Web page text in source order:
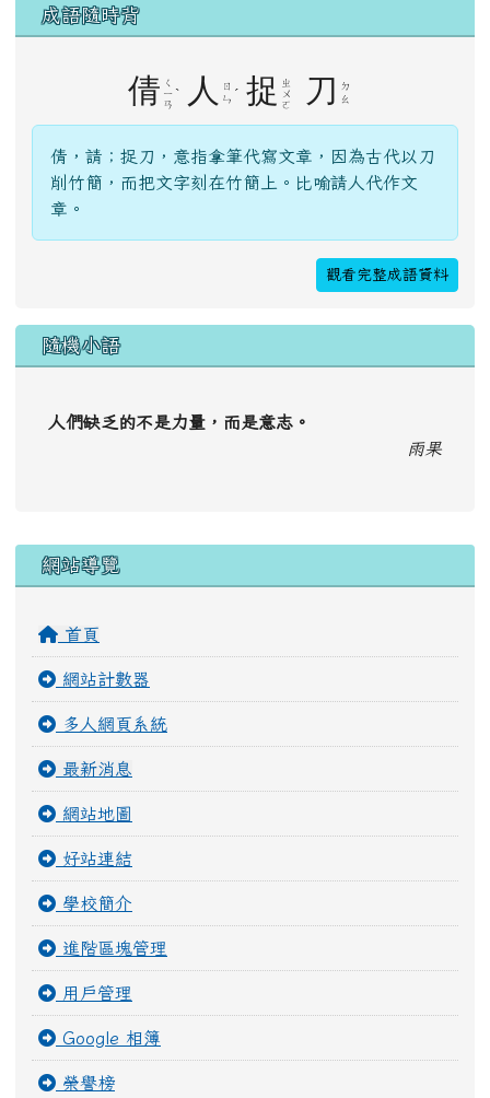
成語隨時背
倩 ㄑ
ㄧ
ㄢ
ˋ 人
ㄖ
ㄣ ˊ 捉
ㄓ
ㄨ
ㄛ
刀
ㄉ
ㄠ
倩，請；捉刀，意指拿筆代寫文章，因為古代以刀
削竹簡，而把文字刻在竹簡上。比喻請人代作文
章。
觀看完整成語資料
隨機小語
人們缺乏的不是力量，而是意志。
雨果
右邊區域內容
網站導覽
首頁
網站計數器
多人網頁系統
最新消息
網站地圖
好站連結
學校簡介
進階區塊管理
用戶管理
Google 相簿
榮譽榜